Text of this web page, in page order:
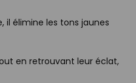
il élimine les tons jaunes
en retrouvant leur éclat,